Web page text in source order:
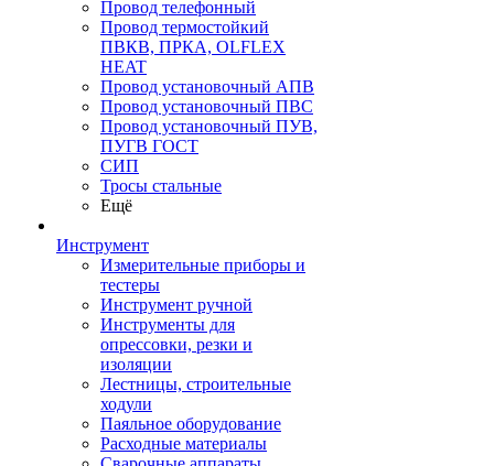
Провод телефонный
Провод термостойкий
ПВКВ, ПРКА, OLFLEX
HEAT
Провод установочный АПВ
Провод установочный ПВС
Провод установочный ПУВ,
ПУГВ ГОСТ
СИП
Тросы стальные
Ещё
Инструмент
Измерительные приборы и
тестеры
Инструмент ручной
Инструменты для
опрессовки, резки и
изоляции
Лестницы, строительные
ходули
Паяльное оборудование
Расходные материалы